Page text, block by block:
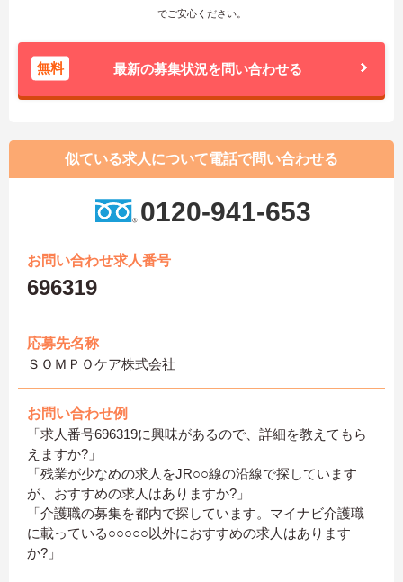
でご安心ください。
無料 最新の募集状況を問い合わせる
似ている求人について電話で問い合わせる
0120-941-653
お問い合わせ求人番号
696319
応募先名称
ＳＯＭＰＯケア株式会社
お問い合わせ例
「求人番号696319に興味があるので、詳細を教えてもら
えますか?」
「残業が少なめの求人をJR○○線の沿線で探しています
が、おすすめの求人はありますか?」
「介護職の募集を都内で探しています。マイナビ介護職
に載っている○○○○○以外におすすめの求人はあります
か?」